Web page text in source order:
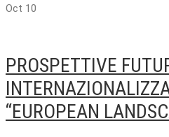
Oct 10
PROSPETTIVE
“EUROPEAN